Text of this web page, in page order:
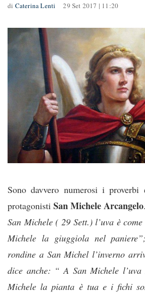
di Caterina Lenti 29 Set 2017 | 11:20
Sono davvero numerosi i
protagonisti San Michele Arcangelo
San Michele ( 29 Sett.) l’uva è
Michele la giuggiola nel
rondine a San Michel l’inverno
dice anche: “ A San Michele
Michele la pianta è tua e i fichi